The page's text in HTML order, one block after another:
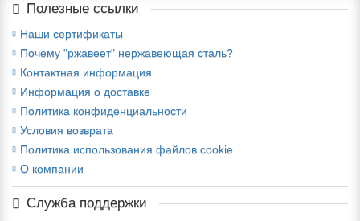
Полезные ссылки
Наши сертификаты
Почему "ржавеет" нержавеющая сталь?
Контактная информация
Информация о доставке
Политика конфиденциальности
Условия возврата
Политика использования файлов cookie
О компании
Служба поддержки